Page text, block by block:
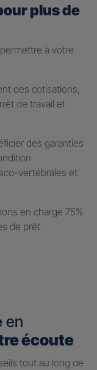
plus de
à votre
des cotisations,
de travail et
des garanties
vertébrales et
en charge 75%
de prêt.
en
écoute
tout au long de